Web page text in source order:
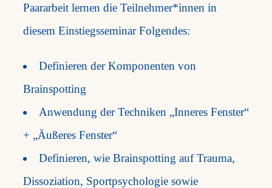
Paararbeit lernen die Teilnehmer*innen in
diesem Einstiegsseminar Folgendes: ​
Definieren der Komponenten von
Brainspotting
Anwendung der Techniken „Inneres Fenster“
+ „Äußeres Fenster“
Definieren, wie Brainspotting auf Trauma,
Dissoziation, Sportpsychologie sowie